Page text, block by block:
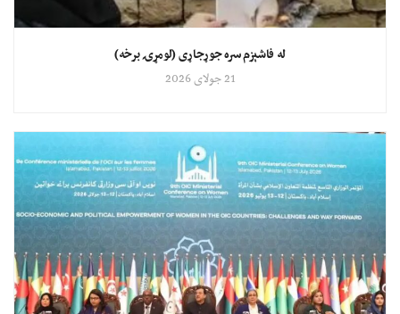
له فاشېزم سره جوړجاړی (لومړۍ برخه)
21 جولای 2026